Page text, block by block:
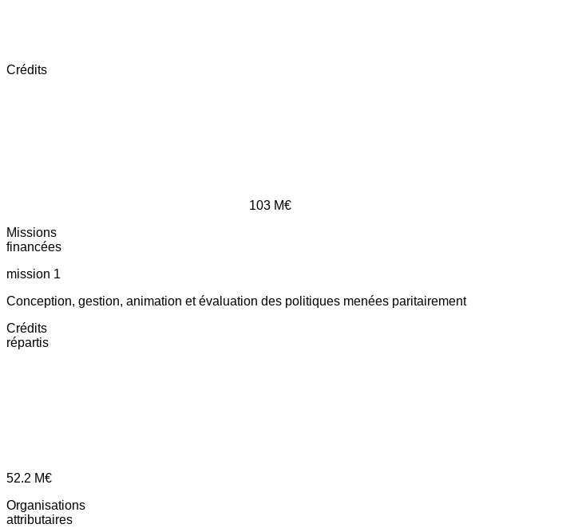
Crédits
103 M€
Missions
financées
mission 1
Conception, gestion, animation et évaluation des politiques menées paritairement
Crédits
répartis
52.2 M€
Organisations
attributaires